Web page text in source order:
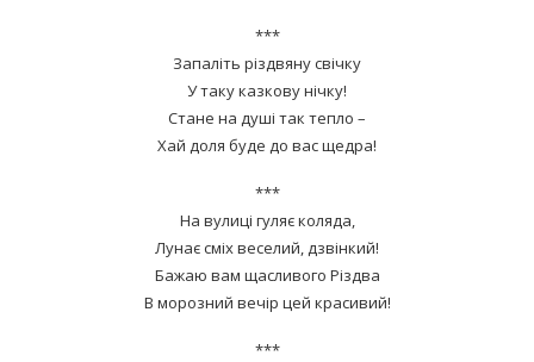
***
Запаліть різдвяну свічку
У таку казкову нічку!
Стане на душі так тепло –
Хай доля буде до вас щедра!
***
На вулиці гуляє коляда,
Лунає сміх веселий, дзвінкий!
Бажаю вам щасливого Різдва
В морозний вечір цей красивий!
***